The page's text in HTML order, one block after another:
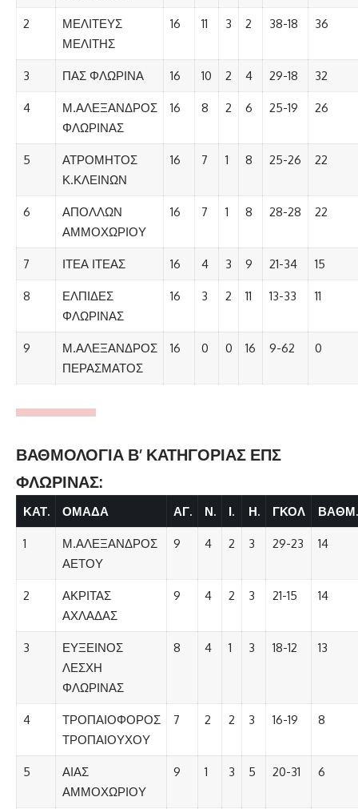
2
ΜΕΛΙΤΕΥΣ
ΜΕΛΙΤΗΣ
16 11 3 2 38-18 36
3 ΠΑΣ ΦΛΩΡΙΝΑ 16 10 2 4 29-18 32
4
Μ.ΑΛΕΞΑΝΔΡΟΣ
ΦΛΩΡΙΝΑΣ
16 8 2 6 25-19 26
5
ΑΤΡΟΜΗΤΟΣ
Κ.ΚΛΕΙΝΩΝ
16 7 1 8 25-26 22
6
ΑΠΟΛΛΩΝ
ΑΜΜΟΧΩΡΙΟΥ
16 7 1 8 28-28 22
7 ΙΤΕΑ ΙΤΕΑΣ 16 4 3 9 21-34 15
8
ΕΛΠΙΔΕΣ
ΦΛΩΡΙΝΑΣ
16 3 2 11 13-33 11
9
Μ.ΑΛΕΞΑΝΔΡΟΣ
ΠΕΡΑΣΜΑΤΟΣ
16 0 0 16 9-62 0
ΒΑΘΜΟΛΟΓΙΑ Β’ ΚΑΤΗΓΟΡΙΑΣ ΕΠΣ
ΦΛΩΡΙΝΑΣ:
ΚΑΤ. ΟΜΑΔΑ ΑΓ. Ν. Ι. Η. ΓΚΟΛ ΒΑΘΜ.
1
Μ.ΑΛΕΞΑΝΔΡΟΣ
ΑΕΤΟΥ
9 4 2 3 29-23 14
2
ΑΚΡΙΤΑΣ
ΑΧΛΑΔΑΣ
9 4 2 3 21-15 14
3
ΕΥΞΕΙΝΟΣ
ΛΕΣΧΗ
ΦΛΩΡΙΝΑΣ
8 4 1 3 18-12 13
4
ΤΡΟΠΑΙΟΦΟΡΟΣ
ΤΡΟΠΑΙΟΥΧΟΥ
7 2 2 3 16-19 8
5
ΑΙΑΣ
ΑΜΜΟΧΩΡΙΟΥ
9 1 3 5 20-31 6